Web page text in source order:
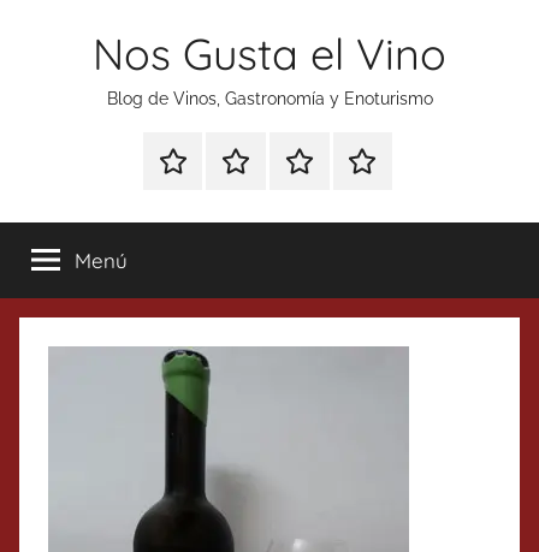
Nos Gusta el Vino
Blog de Vinos, Gastronomía y Enoturismo
Especial
Tonics
Enoturismo
Gastronomía
RankingContacto
Menú